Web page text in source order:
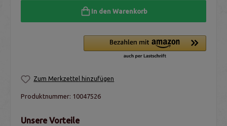
In den Warenkorb
Zum Merkzettel hinzufügen
Produktnummer: 10047526
Unsere Vorteile